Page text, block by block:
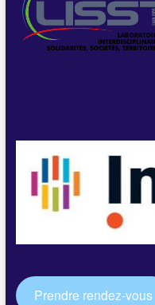
Prendre rendez-vous